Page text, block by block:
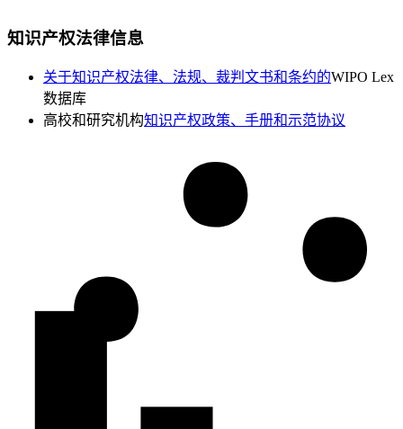
知识产权法律信息
关于知识产权法律、法规、裁判文书和条约的WIPO Lex
数据库
高校和研究机构知识产权政策、手册和示范协议